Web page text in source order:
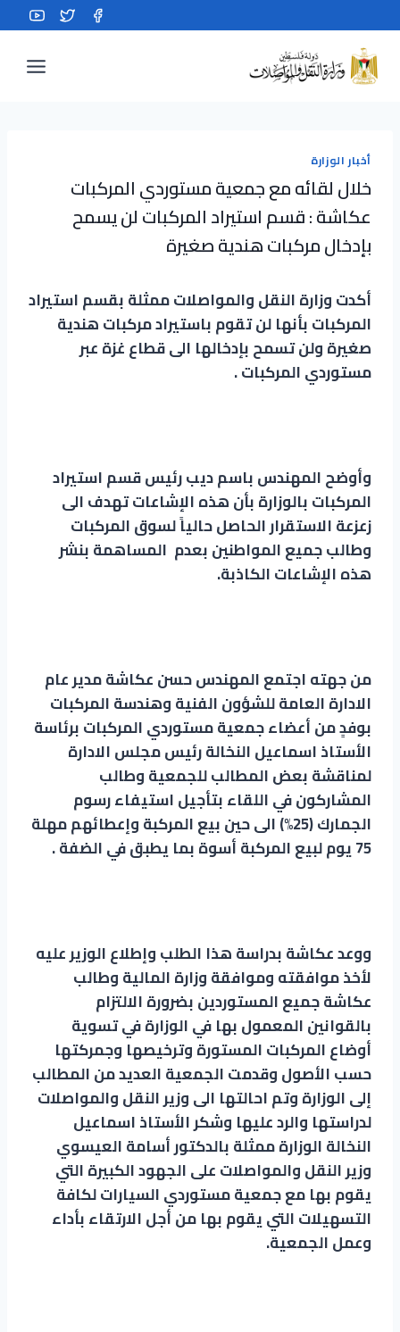
to
content
أخبار الوزارة
خلال لقائه مع جمعية مستوردي المركبات
عكاشة : قسم استيراد المركبات لن يسمح
بإدخال مركبات هندية صغيرة
أكدت وزارة النقل والمواصلات ممثلة بقسم استيراد
المركبات بأنها لن تقوم باستيراد مركبات هندية
صغيرة ولن تسمح بإدخالها الى قطاع غزة عبر
مستوردي المركبات .
وأوضح المهندس باسم ديب رئيس قسم استيراد
المركبات بالوزارة بأن هذه الإشاعات تهدف الى
زعزعة الاستقرار الحاصل حالياً لسوق المركبات
وطالب جميع المواطنين بعدم المساهمة بنشر
هذه الإشاعات الكاذبة.
من جهته اجتمع المهندس حسن عكاشة مدير عام
الادارة العامة للشؤون الفنية وهندسة المركبات
بوفدٍ من أعضاء جمعية مستوردي المركبات برئاسة
الأستاذ اسماعيل النخالة رئيس مجلس الادارة
لمناقشة بعض المطالب للجمعية وطالب
المشاركون في اللقاء بتأجيل استيفاء رسوم
الجمارك (25%) الى حين بيع المركبة وإعطائهم مهلة
75 يوم لبيع المركبة أسوة بما يطبق في الضفة .
ووعد عكاشة بدراسة هذا الطلب وإطلاع الوزير عليه
لأخذ موافقته وموافقة وزارة المالية وطالب
عكاشة جميع المستوردين بضرورة الالتزام
بالقوانين المعمول بها في الوزارة في تسوية
أوضاع المركبات المستورة وترخيصها وجمركتها
حسب الأصول وقدمت الجمعية العديد من المطالب
إلى الوزارة وتم احالتها الى وزير النقل والمواصلات
لدراستها والرد عليها وشكر الأستاذ اسماعيل
النخالة الوزارة ممثلة بالدكتور أسامة العيسوي
وزير النقل والمواصلات على الجهود الكبيرة التي
يقوم بها مع جمعية مستوردي السيارات لكافة
التسهيلات التي يقوم بها من أجل الارتقاء بأداء
وعمل الجمعية.